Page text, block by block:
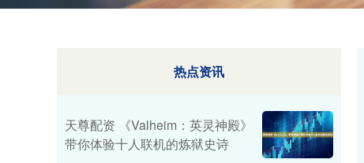
热点资讯
天尊配资 《Valheim：英灵神殿》
带你体验十人联机的炼狱史诗